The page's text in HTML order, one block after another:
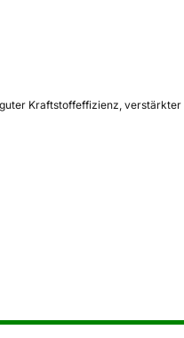
Kraftstoffeffizienz,